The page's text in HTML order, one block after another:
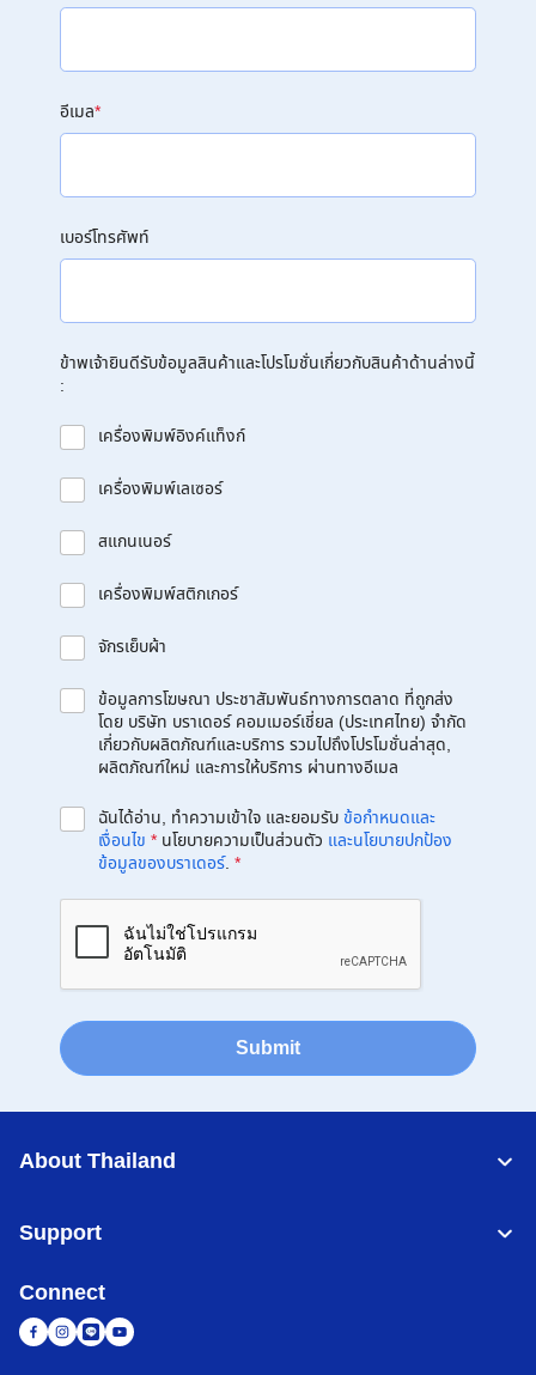
อีเมล*
เบอร์โทรศัพท์
ข้าพเจ้ายินดีรับข้อมูลสินค้าและโปรโมชั่นเกี่ยวกับสินค้าด้านล่างนี้
:
เครื่องพิมพ์อิงค์แท็งก์
เครื่องพิมพ์เลเซอร์
สแกนเนอร์
เครื่องพิมพ์สติกเกอร์
จักรเย็บผ้า
ข้อมูลการโฆษณา ประชาสัมพันธ์ทางการตลาด ที่ถูกส่ง
โดย บริษัท บราเดอร์ คอมเมอร์เชี่ยล (ประเทศไทย) จำกัด
เกี่ยวกับผลิตภัณฑ์และบริการ รวมไปถึงโปรโมชั่นล่าสุด,
ผลิตภัณฑ์ใหม่ และการให้บริการ ผ่านทางอีเมล
ฉันได้อ่าน, ทำความเข้าใจ และยอมรับข้อกำหนดและ
เงื่อนไข * นโยบายความเป็นส่วนตัว และนโยบายปกป้อง
ข้อมูลของบราเดอร์. *
Submit
About Thailand
Support
Connect